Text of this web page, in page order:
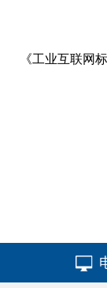
《工业互联网